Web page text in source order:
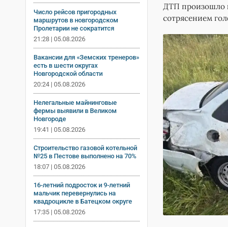
Число рейсов пригородных
маршрутов в новгородском
Пролетарии не сократится
21:28 | 05.08.2026
Вакансии для «Земских тренеров»
есть в шести округах
Новгородской области
20:24 | 05.08.2026
Нелегальные майнинговые
фермы выявили в Великом
Новгороде
19:41 | 05.08.2026
Строительство газовой котельной
№25 в Пестове выполнено на 70%
18:07 | 05.08.2026
16-летний подросток и 9-летний
мальчик перевернулись на
квадроцикле в Батецком округе
17:35 | 05.08.2026
ДТП произошло
сотрясением